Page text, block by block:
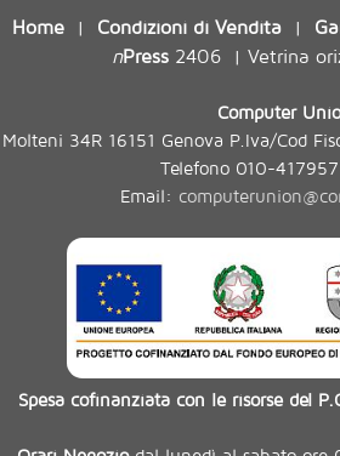
Home | Condizioni di Vendita |
nPress2406| Vetrina
Computer
34R 16151 Genova P.Iva/Cod
Telefono 010-
Email:
Spesa cofinanziata con le risorse del